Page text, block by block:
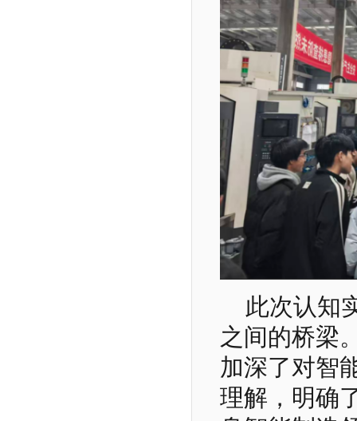
此次认知
之间的桥梁
加深了对智
理解，明确